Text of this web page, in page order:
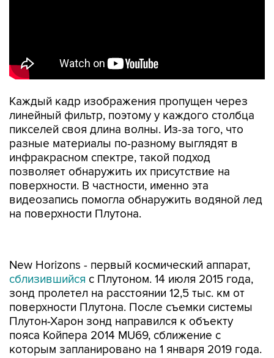
Каждый кадр изображения пропущен через
линейный фильтр, поэтому у каждого столбца
пикселей своя длина волны. Из-за того, что
разные материалы по-разному выглядят в
инфракрасном спектре, такой подход
позволяет обнаружить их присутствие на
поверхности. В частности, именно эта
видеозапись помогла обнаружить водяной лед
на поверхности Плутона.
New Horizons - первый космический аппарат,
сблизившийся с Плутоном. 14 июля 2015 года,
зонд пролетел на расстоянии 12,5 тыс. км от
поверхности Плутона. После съемки системы
Плутон-Харон зонд направился к объекту
пояса Койпера 2014 MU69, сближение с
которым запланировано на 1 января 2019 года.